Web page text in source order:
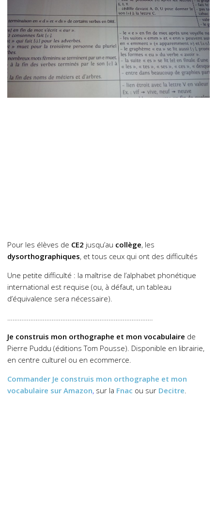
Pour les élèves de CE2 jusqu’au collège, les
dysorthographiques, et tous ceux qui ont des difficultés
Une petite difficulté : la maîtrise de l’alphabet phonétique
international est requise (ou, à défaut, un tableau
d’équivalence sera nécessaire).
Je construis mon orthographe et mon vocabulaire de
Pierre Puddu (éditions Tom Pousse). Disponible en librairie,
en centre culturel ou en ecommerce.
Commander Je construis mon orthographe et mon
vocabulaire sur Amazon, sur la Fnac ou sur Decitre